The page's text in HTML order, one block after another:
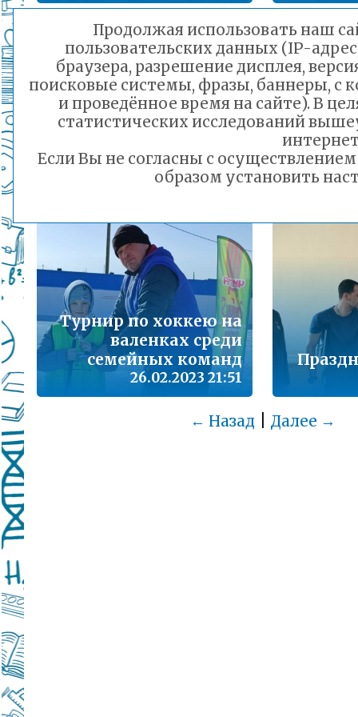
Порядок предоставления льготного
малоимущих семей
Подробнее...
Горячая линия по вопросам школьного
30-21
дошкольного образования и тел 32-41-13
Подробнее...
Почетный караул
школы №11 города
Памяти
27.02.2023 10:34
Турнир по хоккею на
валенках среди
семейных команд
26.02.2023 21:51
← Назад| Далее →
Продолжая использовать наш
пользовательских данных (IP-
браузера, разрешение дисплея,
поисковые системы, фразы, баннеры, с
и проведённое время на сайте). В
статистических исследований
Если Вы не согласны с
образом установить